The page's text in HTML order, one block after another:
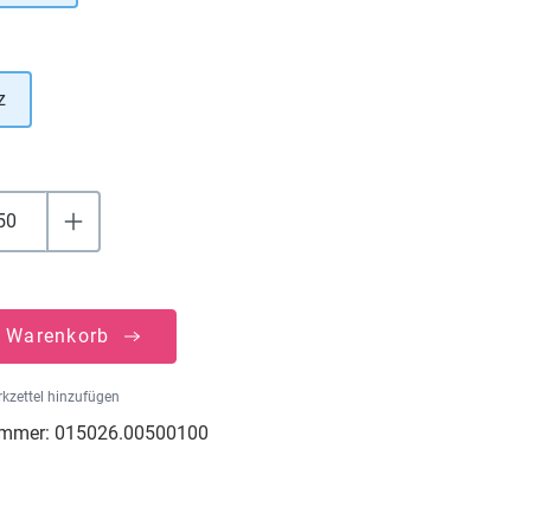
Warenkorb
hinzufügen
015026.00500100